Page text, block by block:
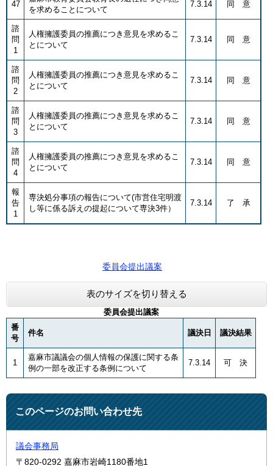
47
を求めることについて
7.3.14 同 意
諮
問
1
人権擁護委員の推薦につき意見を求めるこ
とについて
7.3.14 同 意
諮
問
2
人権擁護委員の推薦につき意見を求めるこ
とについて
7.3.14 同 意
諮
問
3
人権擁護委員の推薦につき意見を求めるこ
とについて
7.3.14 同 意
諮
問
4
人権擁護委員の推薦につき意見を求めるこ
とについて
7.3.14 同 意
報
告
1
専決処分事項の報告について(市営住宅明渡
し等に係る訴えの提起について専決3件）
7.3.14 了 承
委員会提出議案
表のサイズを切り替える
委員会提出議案
番
号
件名 議決日 議決結果
1
嘉麻市議議会の個人情報の保護に関する条
例の一部を改正する条例について
7.3.14 可 決
このページのお問い合わせ先
議会事務局
〒820-0292 嘉麻市岩崎1180番地1